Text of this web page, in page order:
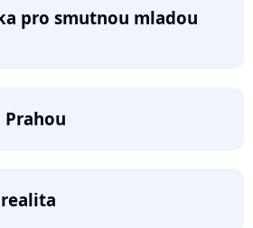
pro smutnou mladou
Prahou